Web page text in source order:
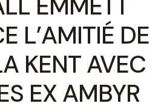
L’AMITIÉ DE
KENT AVEC
EX AMBYR